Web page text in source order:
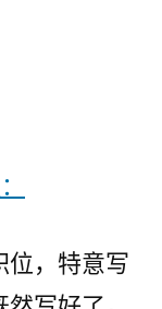
位，特意写